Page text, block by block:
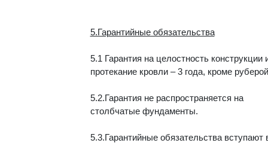
5.Гарантийные обязательства
5.1 Гарантия на целостность конструкции
протекание кровли – 3 года, кроме
5.2.Гарантия не распространяется на
столбчатые фундаменты.
5.3.Гарантийные обязательства вступают